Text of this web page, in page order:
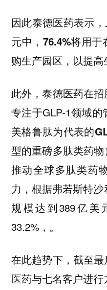
因此泰德医药表示
元中， 76.4%将用
购生产园区，以提高
此外，泰德医药在
专注于GLP-1领域
美格鲁肽为代表的
型的重磅多肽类药物
推动全球多肽类药
力 ，根据弗若斯特
规模达到389亿美
33.2%，。
在此趋势下，截至
医药与七名客户进